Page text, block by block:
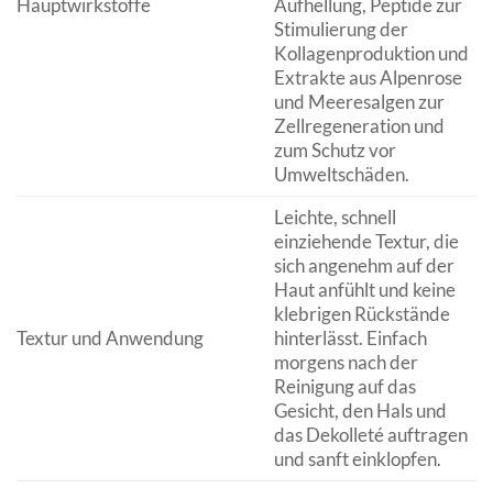
Stimulierung der
Kollagenproduktion und
Extrakte aus Alpenrose
und Meeresalgen zur
Zellregeneration und
zum Schutz vor
Umweltschäden.
Textur und Anwendung
Leichte, schnell
einziehende Textur, die
sich angenehm auf der
Haut anfühlt und keine
klebrigen Rückstände
hinterlässt. Einfach
morgens nach der
Reinigung auf das
Gesicht, den Hals und
das Dekolleté auftragen
und sanft einklopfen.